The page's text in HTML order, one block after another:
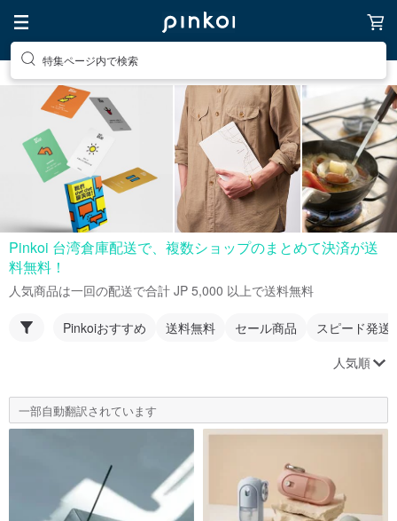
特集ページ内で検索
Pinkoi 台湾倉庫配送で、複数ショップのまとめて決済が送
料無料！
人気商品は一回の配送で合計 JP 5,000 以上で送料無料
Pinkoiおすすめ 送料無料 セール商品
スピード発送
人気順
一部自動翻訳されています